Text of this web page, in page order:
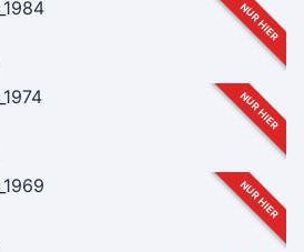
NUR HIER
NUR HIER
NUR HIER